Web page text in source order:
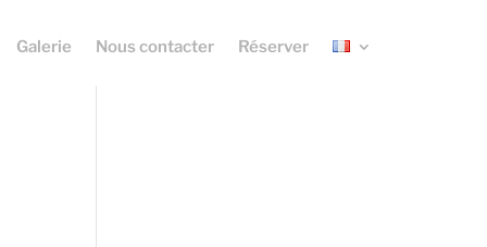
Galerie Nous contacter Réserver